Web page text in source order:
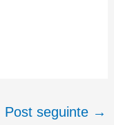
Post seguinte →